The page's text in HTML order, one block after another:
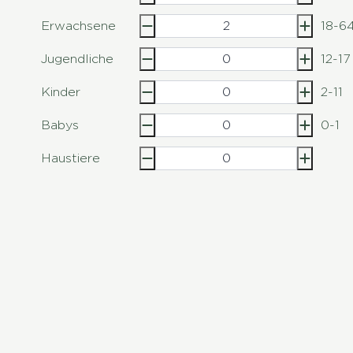
Erwachsene 18-
Jugendliche 12-17
Kinder 2-11
Babys 0-1
Haustiere